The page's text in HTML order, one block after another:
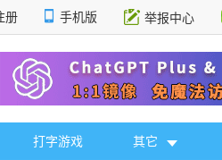
册 手机版 举报中心
告，理性选择
打字游戏 其它